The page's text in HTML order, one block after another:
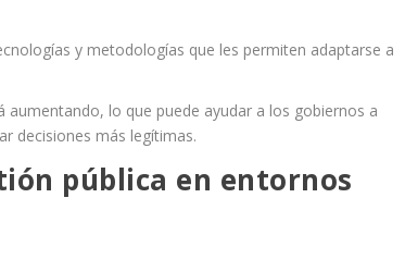
y metodologías que les permiten adaptarse a
aumentando, lo que puede ayudar a los gobiernos a
decisiones más legítimas.
pública en entornos